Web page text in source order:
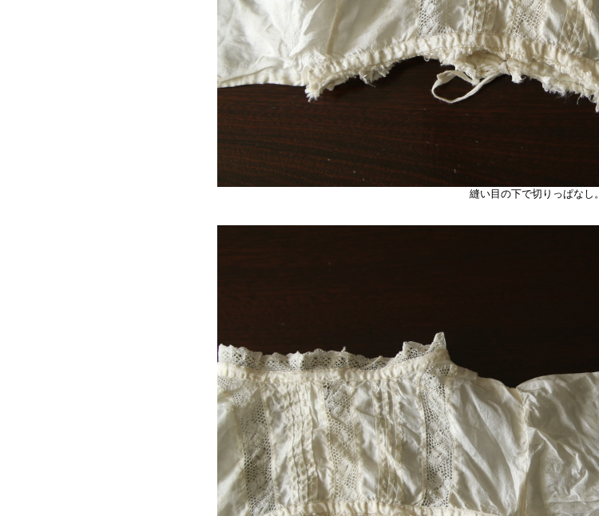
縫い目の下で切りっぱなし。